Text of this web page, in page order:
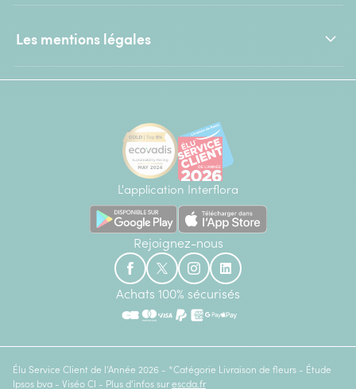
Les mentions légales
L'application Interflora
Rejoignez-nous
Achats 100% sécurisés
Élu Service Client de l'Année 2026 - *Catégorie Livraison de fleurs - Étude
Ipsos bva - Viséo CI - Plus d'infos sur escda.fr